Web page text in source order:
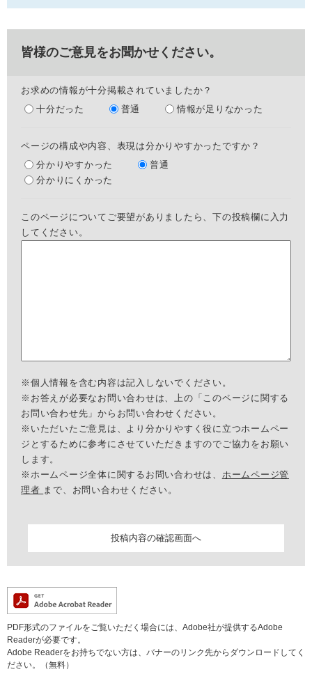
皆様のご意見をお聞かせください。
お求めの情報が十分掲載されていましたか？
十分だった
普通 情報が足りなかった
ページの構成や内容、表現は分かりやすかったですか？
分かりやすかった
普通
分かりにくかった
このページについてご要望がありましたら、下の投稿欄に入力
してください。
※個人情報を含む内容は記入しないでください。
※お答えが必要なお問い合わせは、上の「このページに関する
お問い合わせ先」からお問い合わせください。
※いただいたご意見は、より分かりやすく役に立つホームペー
ジとするために参考にさせていただきますのでご協力をお願い
します。
※ホームページ全体に関するお問い合わせは、 ホームページ管
理者 まで、お問い合わせください。
PDF形式のファイルをご覧いただく場合には、Adobe社が提供するAdobe
Readerが必要です。
Adobe Readerをお持ちでない方は、バナーのリンク先からダウンロードしてく
ださい。（無料）